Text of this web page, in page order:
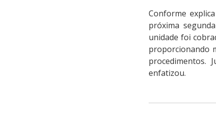
Conforme
próxima
unidade foi
proporcionando
procedimentos.
enfatizou.